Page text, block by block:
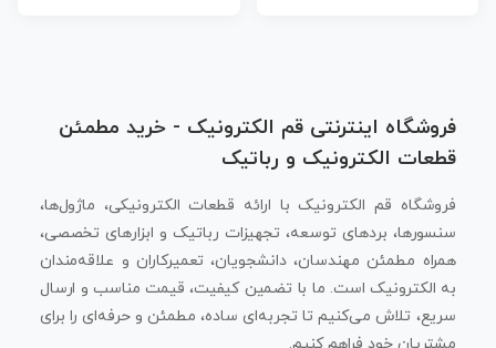
فروشگاه اینترنتی قم الکترونیک - خرید مطمئن
قطعات الکترونیک و رباتیک
فروشگاه قم الکترونیک با ارائه قطعات الکترونیکی، ماژول‌ها،
سنسورها، بردهای توسعه، تجهیزات رباتیک و ابزارهای تخصصی،
همراه مطمئن مهندسان، دانشجویان، تعمیرکاران و علاقه‌مندان
به الکترونیک است. ما با تضمین کیفیت، قیمت مناسب و ارسال
سریع، تلاش می‌کنیم تا تجربه‌ای ساده، مطمئن و حرفه‌ای را برای